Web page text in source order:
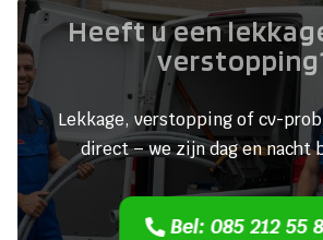
Heeft u een
Lekkage, verstopping of cv-
direct – we zijn dag en nacht
Bel: 085 212 55